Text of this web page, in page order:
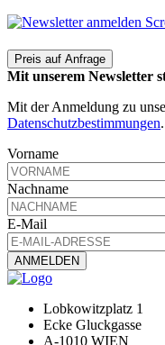
Preis auf Anfrage
Mit unserem Newsletter
Mit der Anmeldung zu
Datenschutzbestimmungen.
Vorname
Nachname
E-Mail
Lobkowitzplatz 1
Ecke Gluckgasse
A-1010 WIEN